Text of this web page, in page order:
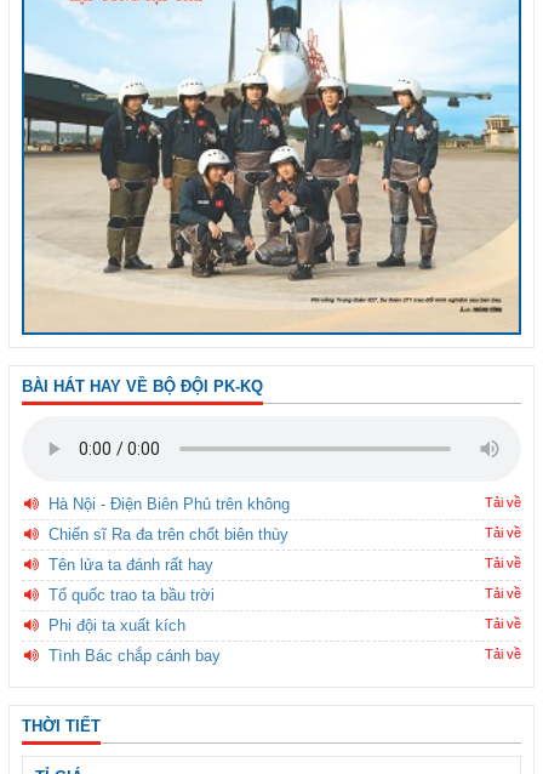
BÀI HÁT HAY VỀ BỘ ĐỘI PK-KQ
Hà Nội - Điện Biên Phủ trên không Tải về
Chiến sĩ Ra đa trên chốt biên thùy Tải về
Tên lửa ta đánh rất hay Tải về
Tổ quốc trao ta bầu trời Tải về
Phi đội ta xuất kích Tải về
Tình Bác chắp cánh bay Tải về
THỜI TIẾT